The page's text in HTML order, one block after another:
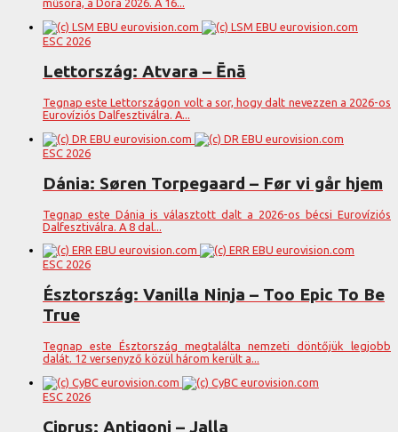
műsora, a Dora 2026. A 16...
ESC 2026
Lettország: Atvara – Ēnā
Tegnap este Lettországon volt a sor, hogy dalt nevezzen a 2026-os
Eurovíziós Dalfesztiválra. A...
ESC 2026
Dánia: Søren Torpegaard – Før vi går hjem
Tegnap este Dánia is választott dalt a 2026-os bécsi Eurovíziós
Dalfesztiválra. A 8 dal...
ESC 2026
Észtország: Vanilla Ninja – Too Epic To Be
True
Tegnap este Észtország megtalálta nemzeti döntőjük legjobb
dalát. 12 versenyző közül három került a...
ESC 2026
Ciprus: Antigoni – Jalla